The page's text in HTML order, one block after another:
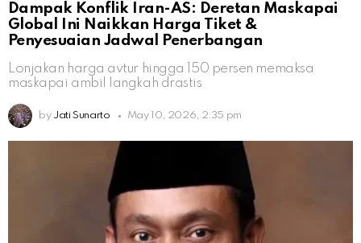
Dampak Konflik Iran-AS: Deretan Maskapai
Global Ini Naikkan Harga Tiket &
Penyesuaian Jadwal Penerbangan
Lonjakan harga avtur hingga 150 persen memaksa
maskapai ambil langkah drastis
by Jati Sunarto May 10, 2026, 2:35 pm